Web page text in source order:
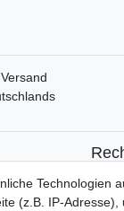
Technologien
(z.B. IP-